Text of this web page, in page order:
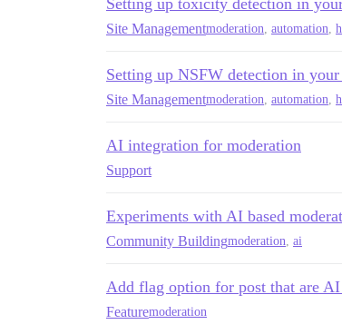
Site Managementmoderation, automation,
Setting up NSFW detection in
Site Managementmoderation, automation,
AI integration for moderation
Support
Experiments with AI based
Community Buildingmoderation, ai
Add flag option for post that are
Featuremoderation